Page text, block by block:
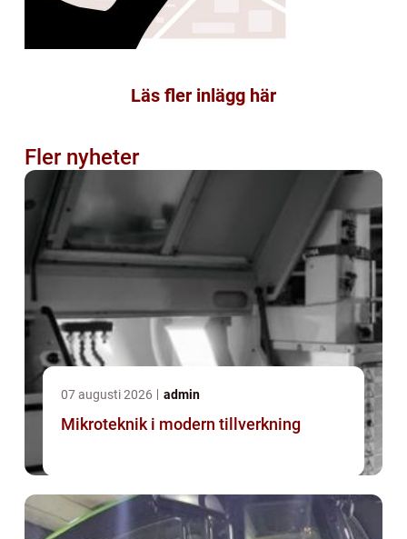
Läs fler inlägg här
Fler nyheter
07 augusti 2026 admin
Mikroteknik i modern tillverkning